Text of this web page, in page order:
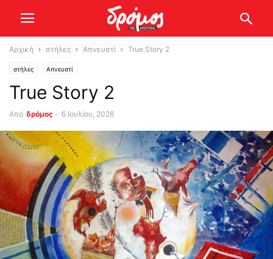
Αρχική στήλες Απνευστί True Story 2
στήλες Απνευστί
True Story 2
Από δρόμος - 6 Ιουλίου, 2026